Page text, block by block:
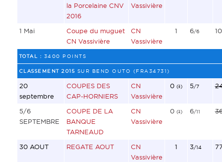
la Porcelaine CNV
2016
Vassivière
1 Mai
Coupe du muguet
CN Vassivière
CN
Vassivière
1 6/6
TOTAL : 3400 POINTS
CLASSEMENT 2015 SUR BEND OUTO (FRA34731)
20
septembre
COUPES DES
CAP-HORNIERS
CN
Vassivière
0 (1) 5/7
5/6
SEPTEMBRE
COUPE DE LA
BANQUE
TARNEAUD
CN
Vassivière
0 (1) 6/11
30 AOUT REGATE AOUT
CN
Vassivière
1 3/14